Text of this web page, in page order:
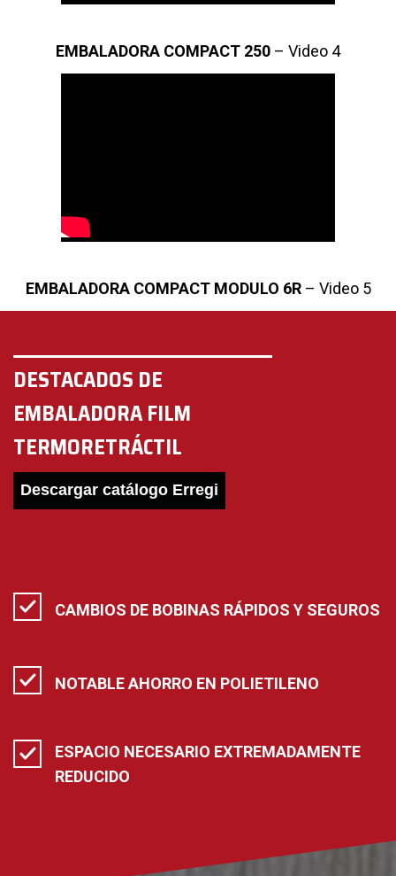
EMBALADORA COMPACT 250 – Video 4
EMBALADORA COMPACT MODULO 6R– Video 5
DESTACADOS DE
EMBALADORA FILM
TERMORETRÁCTIL
Descargar catálogo Erregi
CAMBIOS DE BOBINAS RÁPIDOS Y SEGUROS
NOTABLE AHORRO EN POLIETILENO
ESPACIO NECESARIO EXTREMADAMENTE
REDUCIDO